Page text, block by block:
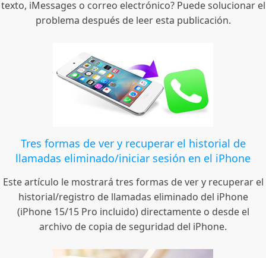
texto, iMessages o correo electrónico? Puede solucionar el
problema después de leer esta publicación.
Tres formas de ver y recuperar el historial de
llamadas eliminado/iniciar sesión en el iPhone
Este artículo le mostrará tres formas de ver y recuperar el
historial/registro de llamadas eliminado del iPhone
(iPhone 15/15 Pro incluido) directamente o desde el
archivo de copia de seguridad del iPhone.